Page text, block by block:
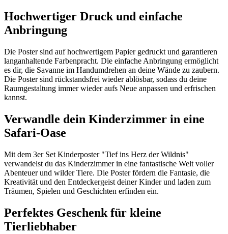
Hochwertiger Druck und einfache
Anbringung
Die Poster sind auf hochwertigem Papier gedruckt und garantieren
langanhaltende Farbenpracht. Die einfache Anbringung ermöglicht
es dir, die Savanne im Handumdrehen an deine Wände zu zaubern.
Die Poster sind rückstandsfrei wieder ablösbar, sodass du deine
Raumgestaltung immer wieder aufs Neue anpassen und erfrischen
kannst.
Verwandle dein Kinderzimmer in eine
Safari-Oase
Mit dem 3er Set Kinderposter "Tief ins Herz der Wildnis"
verwandelst du das Kinderzimmer in eine fantastische Welt voller
Abenteuer und wilder Tiere. Die Poster fördern die Fantasie, die
Kreativität und den Entdeckergeist deiner Kinder und laden zum
Träumen, Spielen und Geschichten erfinden ein.
Perfektes Geschenk für kleine
Tierliebhaber